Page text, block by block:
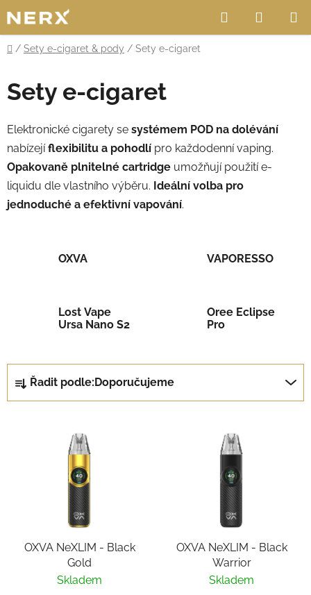
na
obsah
Hledat
KOŠÍK
Domů
/ Sety e-cigaret & pody / Sety e-cigaret
Sety e-cigaret
Elektronické cigarety se systémem POD na dolévání
nabízejíflexibilitu a pohodlí pro každodenní vaping.
Opakovaně plnitelné cartridge umožňují použití e-
liquidu dle vlastního výběru. Ideální volba pro
jednoduché a efektivní vapování.
OXVA VAPORESSO
Lost Vape
Ursa Nano S2
Oree Eclipse
Pro
a
z
Řadit podle: Doporučujeme
OXVA NeXLIM - Black
Gold
Skladem
OXVA NeXLIM - Black
Warrior
Skladem